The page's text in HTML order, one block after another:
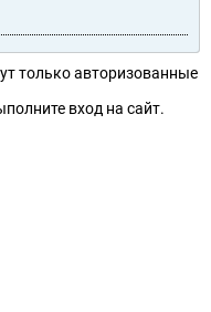
только авторизованные
вход на сайт.